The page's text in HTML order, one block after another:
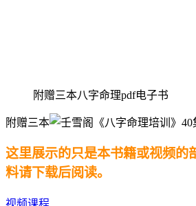
附赠三本八字命理pdf电子书
附赠三本
这里展示的只是本书籍或视频的
料请下载后阅读。